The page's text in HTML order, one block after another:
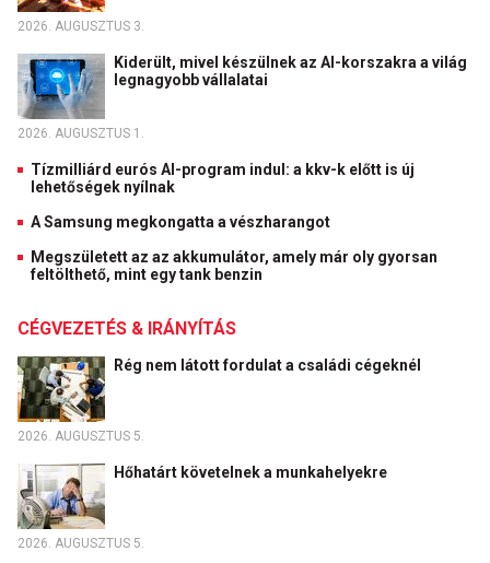
2026. AUGUSZTUS 3.
Kiderült, mivel készülnek az AI-korszakra a világ
legnagyobb vállalatai
2026. AUGUSZTUS 1.
Tízmilliárd eurós AI-program indul: a kkv-k előtt is új
lehetőségek nyílnak
A Samsung megkongatta a vészharangot
Megszületett az az akkumulátor, amely már oly gyorsan
feltölthető, mint egy tank benzin
CÉGVEZETÉS & IRÁNYÍTÁS
Rég nem látott fordulat a családi cégeknél
2026. AUGUSZTUS 5.
Hőhatárt követelnek a munkahelyekre
2026. AUGUSZTUS 5.